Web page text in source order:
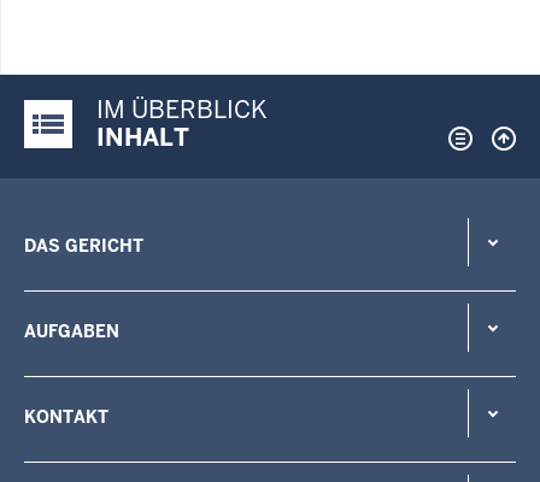
Justiz-Portal im Überblick:
IM ÜBERBLICK
INHALT
DAS GERICHT
AUFGABEN
KONTAKT